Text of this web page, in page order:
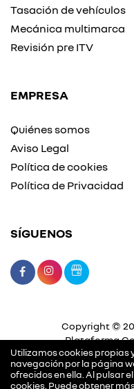
Utilizamos cookies propias
navegación por la página
ofrecidos en ella. Al pulsar
cookies. Puede obtener
Tasación de vehículos
Mecánica multimarca
Revisión pre ITV
EMPRESA
Quiénes somos
Aviso Legal
Política de cookies
Política de Privacidad
SÍGUENOS
Copyright ©
Plataforma